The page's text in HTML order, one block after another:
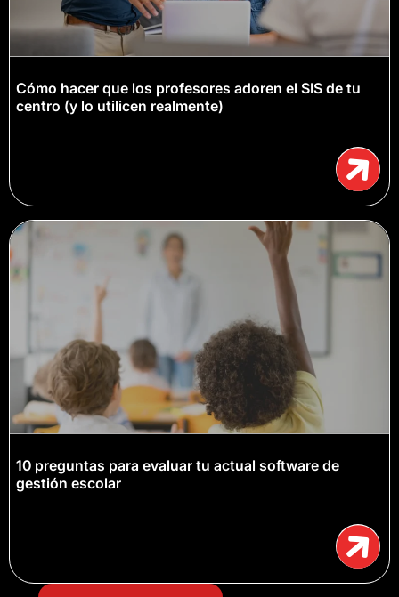
Cómo hacer que los profesores adoren el SIS de tu
centro (y lo utilicen realmente)
10 preguntas para evaluar tu actual software de
gestión escolar